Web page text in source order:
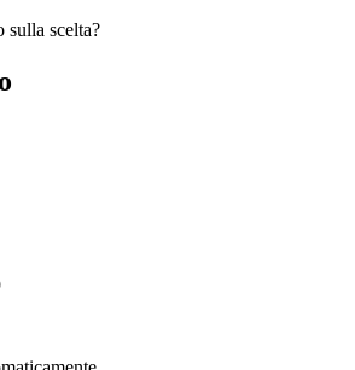
sulla scelta?